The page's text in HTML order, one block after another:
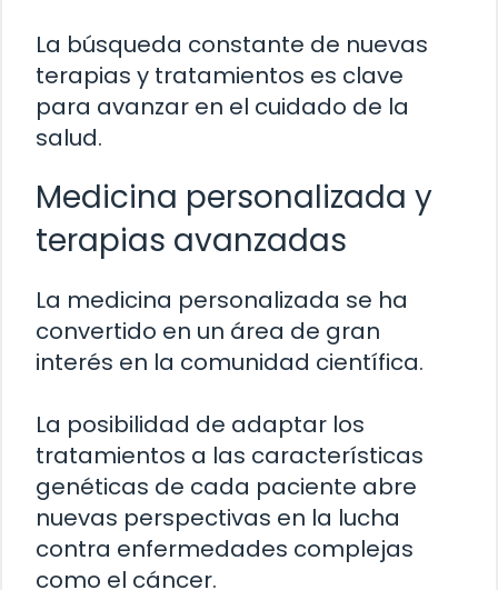
La búsqueda constante de nuevas
terapias y tratamientos es clave
para avanzar en el cuidado de la
salud.
Medicina personalizada y
terapias avanzadas
La medicina personalizada se ha
convertido en un área de gran
interés en la comunidad científica.
La posibilidad de adaptar los
tratamientos a las características
genéticas de cada paciente abre
nuevas perspectivas en la lucha
contra enfermedades complejas
como el cáncer.